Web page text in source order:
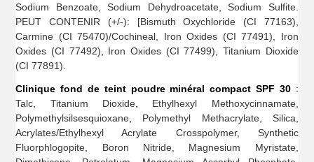
Sodium Benzoate, Sodium Dehydroacetate, Sodium Sulfite.
PEUT CONTENIR (+/-): [Bismuth Oxychloride (CI 77163),
Carmine (CI 75470)/Cochineal, Iron Oxides (CI 77491), Iron
Oxides (CI 77492), Iron Oxides (CI 77499), Titanium Dioxide
(CI 77891).
Clinique fond de teint poudre minéral compact SPF 30:
Talc, Titanium Dioxide, Ethylhexyl Methoxycinnamate,
Polymethylsilsesquioxane, Polymethyl Methacrylate, Silica,
Acrylates/Ethylhexyl Acrylate Crosspolymer, Synthetic
Fluorphlogopite, Boron Nitride, Magnesium Myristate,